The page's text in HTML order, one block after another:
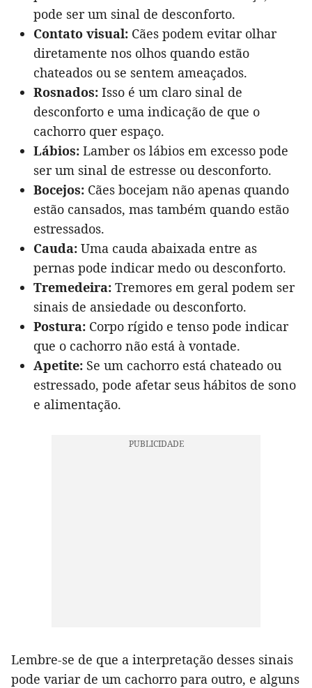
pode ser um sinal de desconforto.
Contato visual: Cães podem evitar olhar
diretamente nos olhos quando estão
chateados ou se sentem ameaçados.
Rosnados: Isso é um claro sinal de
desconforto e uma indicação de que o
cachorro quer espaço.
Lábios: Lamber os lábios em excesso pode
ser um sinal de estresse ou desconforto.
Bocejos: Cães bocejam não apenas quando
estão cansados, mas também quando estão
estressados.
Cauda: Uma cauda abaixada entre as
pernas pode indicar medo ou desconforto.
Tremedeira: Tremores em geral podem ser
sinais de ansiedade ou desconforto.
Postura: Corpo rígido e tenso pode indicar
que o cachorro não está à vontade.
Apetite: Se um cachorro está chateado ou
estressado, pode afetar seus hábitos de sono
e alimentação.
Lembre-se de que a interpretação desses sinais
pode variar de um cachorro para outro, e alguns